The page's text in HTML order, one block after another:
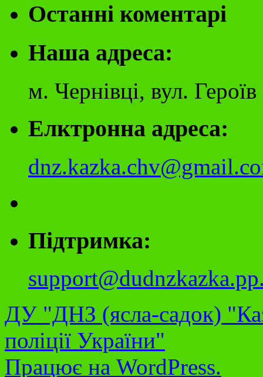
Останні коментарі
Наша адреса:
м. Чернівці, вул.
Елктронна адреса:
Підтримка:
ДУ "ДНЗ (ясла-садок)
поліції України"
Працює на WordPress.